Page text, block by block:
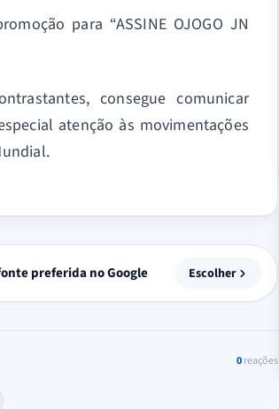
para “ASSINE OJOGO JN
consegue comunicar
atenção às movimentações
preferida no Google Escolher
0reações